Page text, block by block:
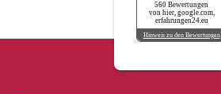
560 Bewertungen
von hier, google.com,
erfahrungen24.eu
Hinweis zu den Bewertungen